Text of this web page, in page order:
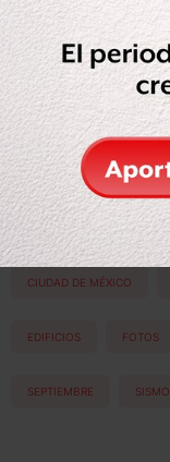
Compartir
Etiquetas:
19 DE SEPTIEMBRE
CIUDAD DE MÉXICO
EDIFICIOS FOTOS
SEPTIEMBRE SISMO